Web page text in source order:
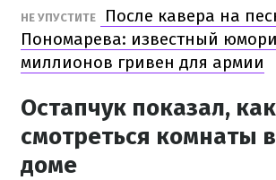
НЕ УПУСТИТЕ
После кавера на
Пономарева: известный
миллионов гривен для армии
Остапчук показал,
смотреться комнаты
доме